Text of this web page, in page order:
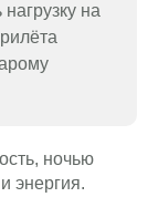
на
ночью
энергия.